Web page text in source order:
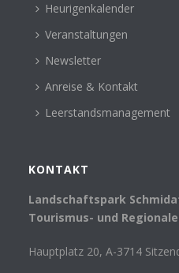
Heurigenkalender
Veranstaltungen
Newsletter
Anreise & Kontakt
Leerstandsmanagement
KONTAKT
Landschaftspark
Tourismus- und
Hauptplatz 20, A-3714